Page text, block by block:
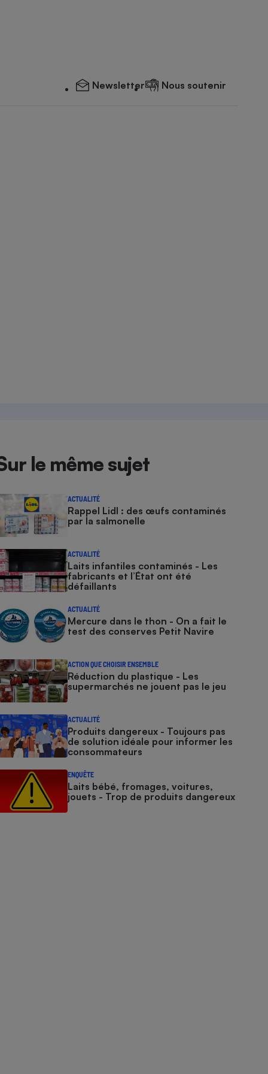
Newsletter Nous soutenir
le même sujet
ACTUALITÉ
Rappel Lidl : des œufs contaminés
par la salmonelle
ACTUALITÉ
Laits infantiles contaminés - Les
fabricants et l’État ont été
défaillants
ACTUALITÉ
Mercure dans le thon - On a fait le
test des conserves Petit Navire
ACTION QUE CHOISIR ENSEMBLE
Réduction du plastique - Les
supermarchés ne jouent pas le jeu
ACTUALITÉ
Produits dangereux - Toujours pas
de solution idéale pour informer les
consommateurs
ENQUÊTE
Laits bébé, fromages, voitures,
jouets - Trop de produits dangereux